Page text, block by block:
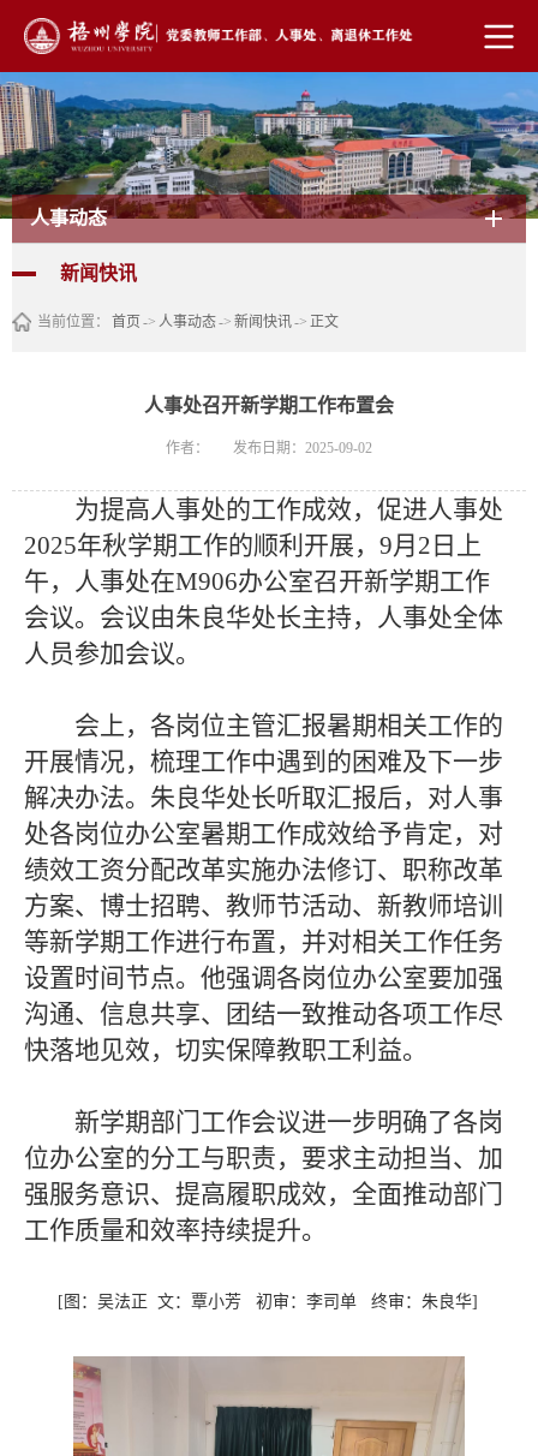
人事动态
新闻快讯
当前位置： 首页 -> 人事动态-> 新闻快讯-> 正文
人事处召开新学期工作布置会
作者： 发布日期：2025-09-02
为提高人事处的工作成效， 促进人事处
2025年秋学期工作的顺利开展，9月2日上
午，人事处在M906办公室召开新学期工作
会议。会议由朱良华处长主持，人事处全体
人员参加会议。
会上，各岗位主管汇报暑期相关工作的
开展情况，梳理工作中遇到的困难及下一步
解决办法。朱良华处长听取汇报后，对人事
处各岗位办公室暑期工作成效给予肯定，对
绩效工资分配改革实施办法修订、职称改革
方案、博士招聘、教师节活动、新教师培训
等新学期工作进行布置，并对相关工作任务
设置时间节点。他强调各岗位办公室要加强
沟通、信息共享、团结一致推动各项工作尽
快落地见效，切实保障教职工利益。
新学期部门工作会议进一步明确了各岗
位办公室的分工与职责，要求主动担当、加
强服务意识、提高履职成效，全面推动部门
工作质量和效率持续提升。
[图：吴法正 文：覃小芳 初审：李司单 终审：朱良华]